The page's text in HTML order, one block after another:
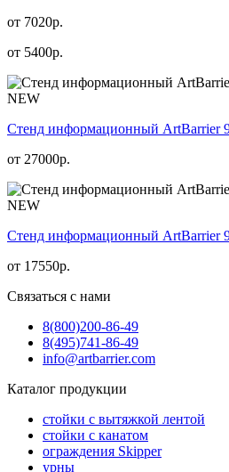
от 7020р.
от 5400р.
NEW
Стенд информационный АrtBarrier
от 27000р.
NEW
Стенд информационный АrtBarrier
от 17550р.
Связаться с нами
8(800)200-86-49
8(495)741-86-49
info@artbarrier.com
Каталог продукции
стойки с вытяжкой лентой
стойки с канатом
ограждения Skipper
урны